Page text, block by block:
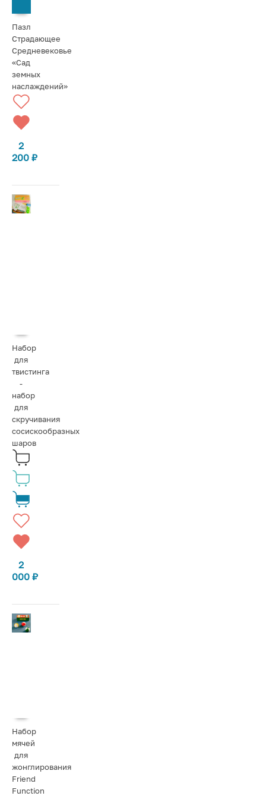
Пазл
Страдающее
Средневековье
«Сад
земных
наслаждений»
2
200 ₽
Набор
для
твистинга
-
набор
для
скручивания
сосискообразных
шаров
2
000 ₽
Набор
мячей
для
жонглирования
Friend
Function